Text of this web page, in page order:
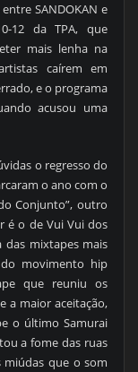
SANDOKAN e
12 da TPA, que
mais lenha na
caírem em
e o programa
acusou uma
o regresso do
o ano com o
Conjunto”, outro
é o de Vui Vui dos
das mixtapes mais
movimento hip
que reuniu os
a maior aceitação,
o último Samurai
a fome das ruas
miúdas que o som